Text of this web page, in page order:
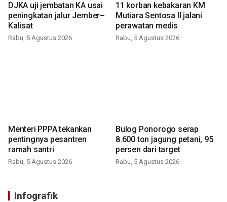
DJKA uji jembatan KA usai
peningkatan jalur Jember–
Kalisat
Rabu, 5 Agustus 2026
11 korban kebakaran KM
Mutiara Sentosa II jalani
perawatan medis
Rabu, 5 Agustus 2026
Menteri PPPA tekankan
pentingnya pesantren
ramah santri
Rabu, 5 Agustus 2026
Bulog Ponorogo serap
8.600 ton jagung petani, 95
persen dari target
Rabu, 5 Agustus 2026
Infografik